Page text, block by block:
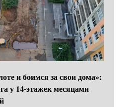
и боимся за свои дома»:
у 14-этажек месяцами